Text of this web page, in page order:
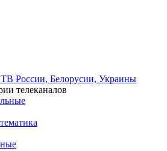
России, Белорусии, Украины
телеканалов